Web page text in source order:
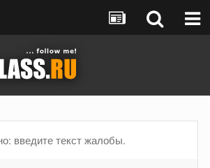
введите текст жалобы.